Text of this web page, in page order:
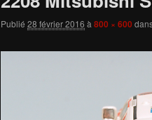
Publié 28 février 2016 à 800 × 600